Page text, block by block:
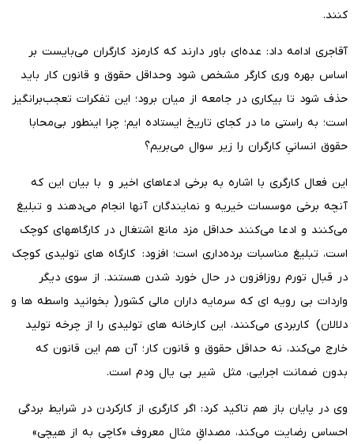
کنند.
آقاجری ادامه داد: عده‌ای باور دارند که کارمزد کارگران می‌بایست بر
اساس بهره وری کارگر مشخص شود وحداقل حقوق و قانون کار باید
حذف شود تا بیکاری در جامعه از میان برود؛ این تفکرات تعجب‌برانگیز
است؛ به راستی ما در کجای تاریخ ایستاده ایم؛ چرا اینطور بی‌محابا
حقوق انسانیِ کارگران را زیر سوال می‌بریم؟
این فعال کارگری با اشاره به برخی ادعاهای اخیر و با بیان این که
آنچه برخی موسسات خیریه و نمایندگان آنها انجام می‌دهند و تبلیغ
می‌کنند و ادعا می‌کنند حداقل مزد مانع اشتغال در کارگاههای کوچک
است، تبلیغ مناسبات برده‌داری است؛ افزود: کارگاه های تولیدی کوچک
در قبال تورم روزافزون در حال خورد شدن هستند. از سوی دیگر
واردات بی رویه ای که سرمایه داران مالی کشور( بخوانید واسطه ها و
دلالان) کاربردی می‌کنند، این کارخانه های تولیدی را از چرخه تولید
خارج می‌کند، نه حداقل حقوق و قانون کار؛ آن هم این قانون که
بدون ضمانت اجرایی، مثل شیر بی یال ودم است.
وی در پایان باز هم تاکید کرد: اگر کارگری از کارکردن در شرایط بردگی
احساس رضایت می‌کند، مصداقِ مثال معروف «کاچی به از هیچی»